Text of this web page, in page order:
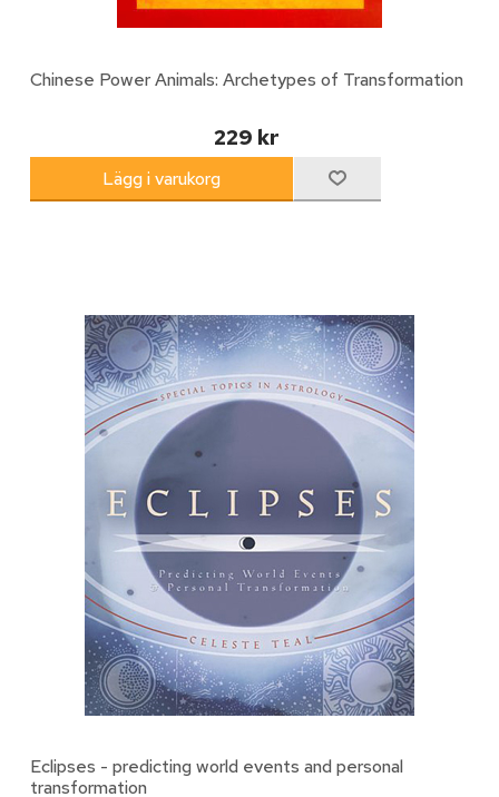
Chinese Power Animals: Archetypes of Transformation
229 kr
Eclipses - predicting world events and personal
transformation